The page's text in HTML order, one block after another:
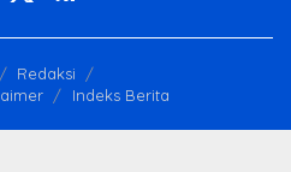
Redaksi
Indeks Berita